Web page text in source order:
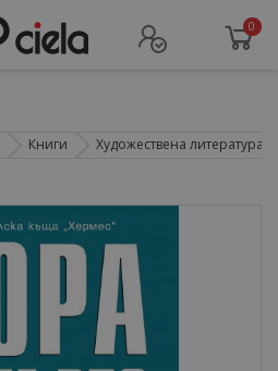
0
Книги Художествена литература